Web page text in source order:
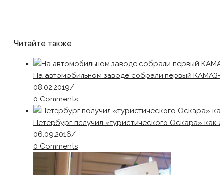
Читайте также
На автомобильном заводе собрали первый
08.02.2019/
0 Comments
Петербург получил «туристического Оскара»
06.09.2016/
0 Comments